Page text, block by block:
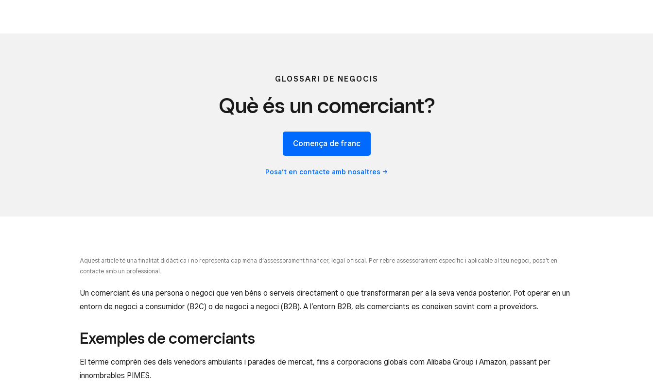
GLOSSARI DE NEGOCIS
Què és un comerciant?
Comença de franc
Posa’t en contacte amb nosaltres
Aquest article té una finalitat didàctica i no representa cap mena d’assessorament financer, legal o fiscal. Per rebre assessorament específic i aplicable al teu negoci, posa’t en
contacte amb un professional.
Un comerciant és una persona o negoci que ven béns o serveis directament o que transformaran per a la seva venda posterior. Pot operar en un
entorn de negoci a consumidor (B2C) o de negoci a negoci (B2B). A l’entorn B2B, els comerciants es coneixen sovint com a proveïdors.
Exemples de comerciants
El terme comprèn des dels venedors ambulants i parades de mercat, fins a corporacions globals com Alibaba Group i Amazon, passant per
innombrables PIMES.